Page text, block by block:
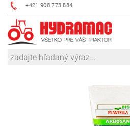
+421 908 773 884